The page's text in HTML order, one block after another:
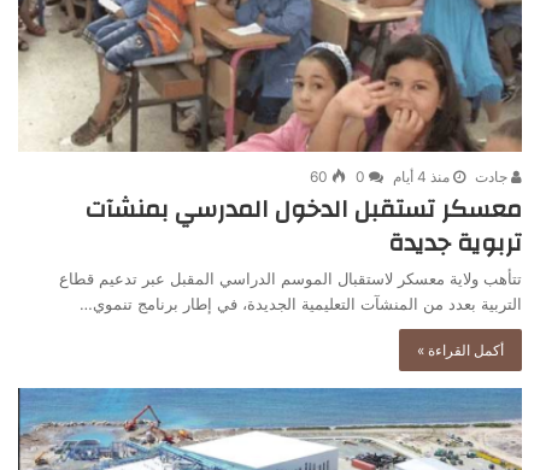
جادت منذ 4 أيام 0
60
معسكر تستقبل الدخول المدرسي بمنشآت
تربوية جديدة
تتأهب ولاية معسكر لاستقبال الموسم الدراسي المقبل عبر تدعيم قطاع
التربية بعدد من المنشآت التعليمية الجديدة، في إطار برنامج تنموي…
أكمل القراءة »